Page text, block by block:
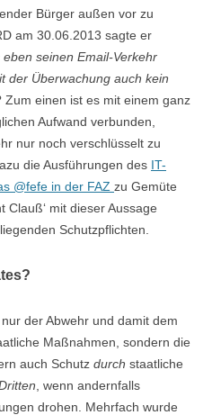
Bürger außen vor zu
am 30.06.2013 sagte er
seinen Email-Verkehr
der Überwachung auch kein
Zum einen ist es mit einem ganz
Aufwand verbunden,
nur noch verschlüsselt zu
die Ausführungen des IT-
@fefe in der FAZ zu Gemüte
mit dieser Aussage
Schutzpflichten.
der Abwehr und damit dem
Maßnahmen, sondern die
auch Schutz durch staatliche
, wenn andernfalls
drohen. Mehrfach wurde